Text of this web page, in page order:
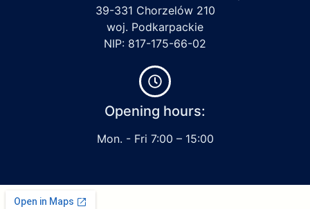
39-331 Chorzelów 210
woj. Podkarpackie
NIP: 817-175-66-02
Opening hours:
Mon. - Fri 7:00 – 15:00